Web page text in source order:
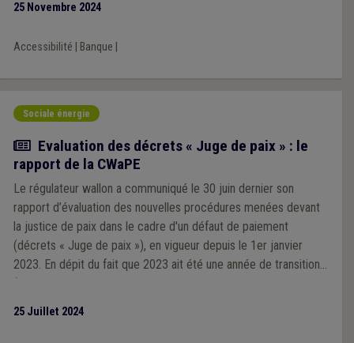
25 Novembre 2024
Accessibilité Banque
Sociale énergie
Actualité
Evaluation des décrets « Juge de paix » : le
rapport de la CWaPE
Le régulateur wallon a communiqué le 30 juin dernier son
rapport d’évaluation des nouvelles procédures menées devant
la justice de paix dans le cadre d'un défaut de paiement
(décrets « Juge de paix »), en vigueur depuis le 1er janvier
2023. En dépit du fait que 2023 ait été une année de transition
25 Juillet 2024